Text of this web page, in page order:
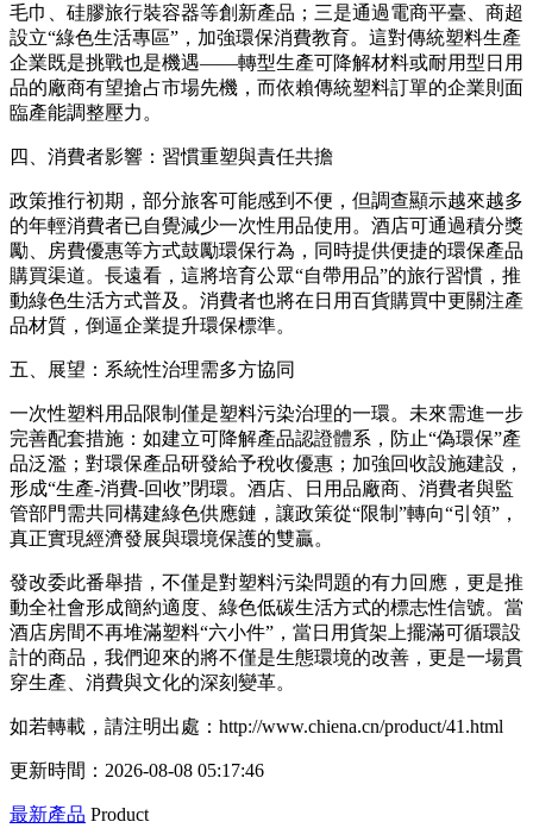
毛巾、硅膠旅行裝容器等創新產品；三是通過電商平臺、商超
設立“綠色生活專區”，加強環保消費教育。這對傳統塑料生產
企業既是挑戰也是機遇——轉型生產可降解材料或耐用型日用
品的廠商有望搶占市場先機，而依賴傳統塑料訂單的企業則面
臨產能調整壓力。
四、消費者影響：習慣重塑與責任共擔
政策推行初期，部分旅客可能感到不便，但調查顯示越來越多
的年輕消費者已自覺減少一次性用品使用。酒店可通過積分獎
勵、房費優惠等方式鼓勵環保行為，同時提供便捷的環保產品
購買渠道。長遠看，這將培育公眾“自帶用品”的旅行習慣，推
動綠色生活方式普及。消費者也將在日用百貨購買中更關注產
品材質，倒逼企業提升環保標準。
五、展望：系統性治理需多方協同
一次性塑料用品限制僅是塑料污染治理的一環。未來需進一步
完善配套措施：如建立可降解產品認證體系，防止“偽環保”產
品泛濫；對環保產品研發給予稅收優惠；加強回收設施建設，
形成“生產-消費-回收”閉環。酒店、日用品廠商、消費者與監
管部門需共同構建綠色供應鏈，讓政策從“限制”轉向“引領”，
真正實現經濟發展與環境保護的雙贏。
發改委此番舉措，不僅是對塑料污染問題的有力回應，更是推
動全社會形成簡約適度、綠色低碳生活方式的標志性信號。當
酒店房間不再堆滿塑料“六小件”，當日用貨架上擺滿可循環設
計的商品，我們迎來的將不僅是生態環境的改善，更是一場貫
穿生產、消費與文化的深刻變革。
如若轉載，請注明出處：http://www.chiena.cn/product/41.html
更新時間：2026-08-08 05:17:46
最新產品 Product